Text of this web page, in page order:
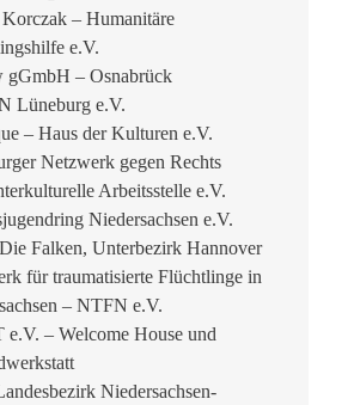
Korczak – Humanitäre
e.V.
gGmbH – Osnabrück
Lüneburg e.V.
– Haus der Kulturen e.V.
Netzwerk gegen Rechts
Arbeitsstelle e.V.
Niedersachsen e.V.
Falken, Unterbezirk Hannover
für traumatisierte Flüchtlinge in
– NTFN e.V.
– Welcome House und
Niedersachsen-